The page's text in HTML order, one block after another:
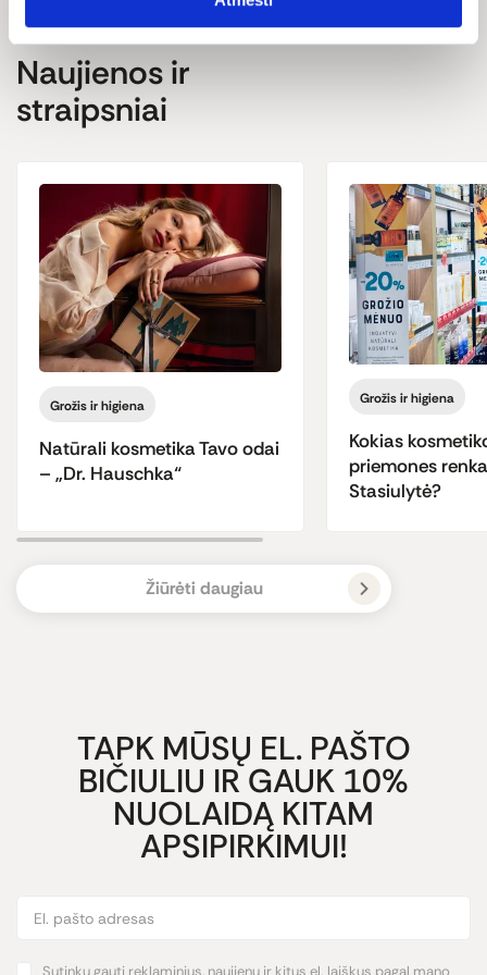
Produkto sudedamųjų dalių sąrašas kartais gali keistis ir
skirtis, todėl visą naujausią informaciją visada rasite ant
produkto pakuotės.
Naujienos ir
straipsniai
Grožis ir higiena
Natūrali kosmetika Tavo odai
– „Dr. Hauschka“
Grožis ir higiena
Kokias
priemones
Stasiulytė?
Žiūrėti daugiau
TAPK MŪSŲ EL. PAŠTO
BIČIULIU IR GAUK 10%
NUOLAIDĄ KITAM
APSIPIRKIMUI!
Sutinku gauti reklaminius, naujienų ir kitus el. laiškus pagal mano